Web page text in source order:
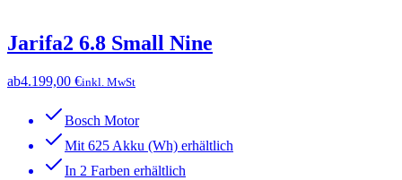
Jarifa2 6.8 Small Nine
ab4.199,00 €inkl. MwSt
Bosch Motor
Mit 625 Akku (Wh) erhältlich
In 2 Farben erhältlich